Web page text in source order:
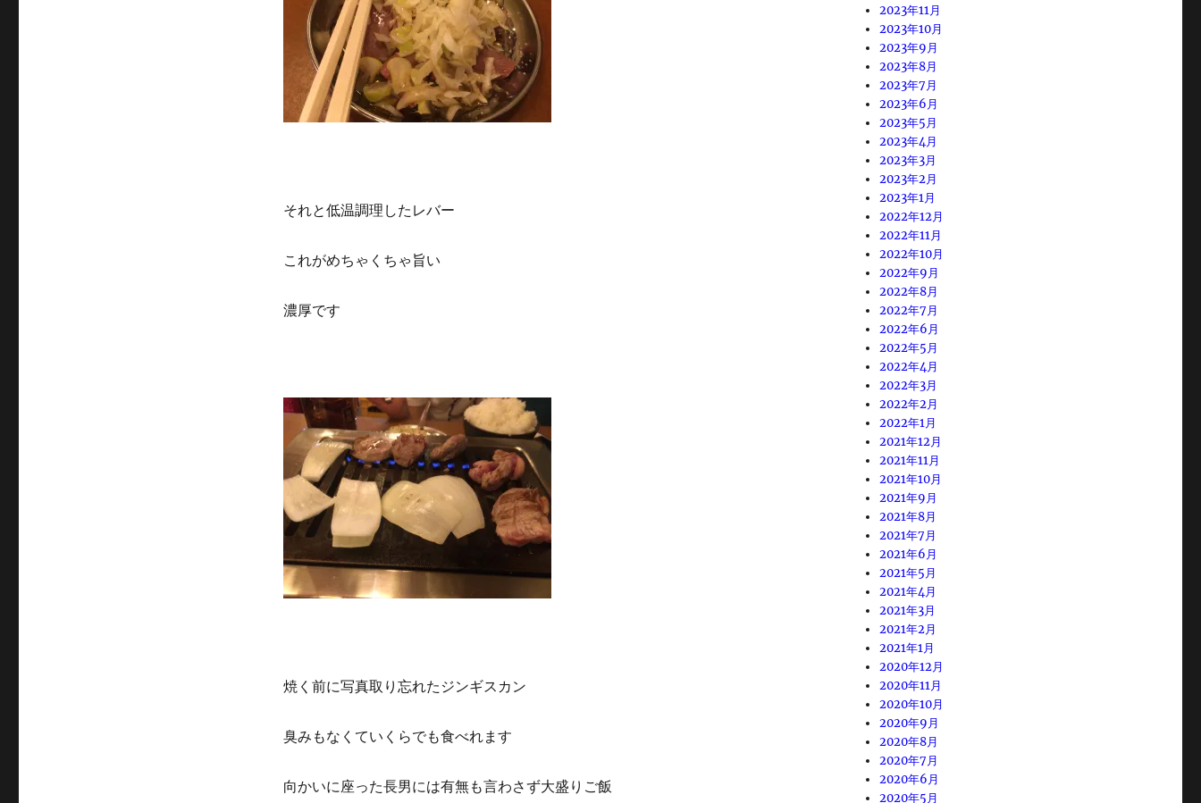
それと低温調理したレバー
これがめちゃくちゃ旨い
濃厚です
焼く前に写真取り忘れたジンギスカン
臭みもなくていくらでも食べれます
向かいに座った長男には有無も言わさず大盛りご飯
2023年11月
2023年10月
2023年9月
2023年8月
2023年7月
2023年6月
2023年5月
2023年4月
2023年3月
2023年2月
2023年1月
2022年12月
2022年11月
2022年10月
2022年9月
2022年8月
2022年7月
2022年6月
2022年5月
2022年4月
2022年3月
2022年2月
2022年1月
2021年12月
2021年11月
2021年10月
2021年9月
2021年8月
2021年7月
2021年6月
2021年5月
2021年4月
2021年3月
2021年2月
2021年1月
2020年12月
2020年11月
2020年10月
2020年9月
2020年8月
2020年7月
2020年6月
2020年5月